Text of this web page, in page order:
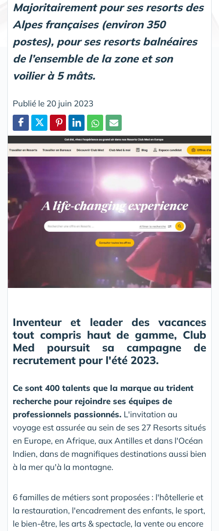
Majoritairement pour ses resorts des
Alpes françaises (environ 350
postes), pour ses resorts balnéaires
de l’ensemble de la zone et son
voilier à 5 mâts.
Publié le 20 juin 2023
Partager
Inventeur et leader des vacances
tout compris haut de gamme, Club
Med poursuit sa campagne de
recrutement pour l'été 2023.
Ce sont 400 talents que la marque au trident
recherche pour rejoindre ses équipes de
professionnels passionnés. L'invitation au
voyage est assurée au sein de ses 27 Resorts situés
en Europe, en Afrique, aux Antilles et dans l'Océan
Indien, dans de magnifiques destinations aussi bien
à la mer qu'à la montagne.
6 familles de métiers sont proposées : l'hôtellerie et
la restauration, l'encadrement des enfants, le sport,
le bien-être, les arts & spectacle, la vente ou encore